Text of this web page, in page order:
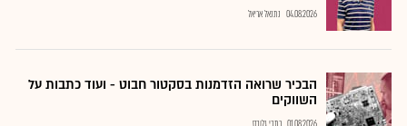
04.08.2026 נתנאל אריאל
הבכיר שרואה הזדמנות בסקטור חבוט - ועוד כתבות על
השווקים